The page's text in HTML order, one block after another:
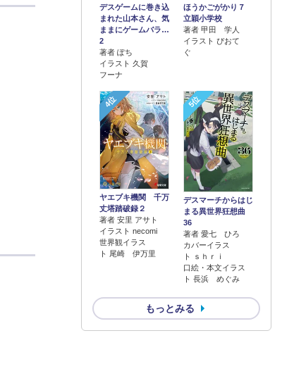
デスゲームに巻き込
まれた山本さん、気
ままにゲームバラ…
2
著者 ぽち
イラスト 久賀
フーナ
ほうかごがかり７
立穎小学校
著者 甲田 学人
イラスト ぴおて
ぐ
4位
ヤエブキ機関 千万
丈塔踏破録２
著者 安里 アサト
イラスト necomi
世界観イラス
ト 尾崎 伊万里
5位
デスマーチからはじ
まる異世界狂想曲
36
著者 愛七 ひろ
カバーイラス
ト ｓｈｒｉ
口絵・本文イラス
ト 長浜 めぐみ
もっとみる